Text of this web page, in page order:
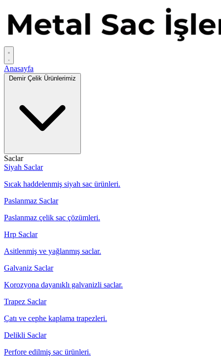
Anasayfa
Demir Çelik Ürünlerimiz
Saclar
Siyah Saclar
Sıcak haddelenmiş siyah sac ürünleri.
Paslanmaz Saclar
Paslanmaz çelik sac çözümleri.
Hrp Saclar
Asitlenmiş ve yağlanmış saclar.
Galvaniz Saclar
Korozyona dayanıklı galvanizli saclar.
Trapez Saclar
Çatı ve cephe kaplama trapezleri.
Delikli Saclar
Perfore edilmiş sac ürünleri.